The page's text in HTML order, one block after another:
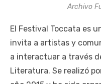
Archivo
El Festival Toccata es
invita a artistas y
a interactuar a través
Literatura. Se realizó